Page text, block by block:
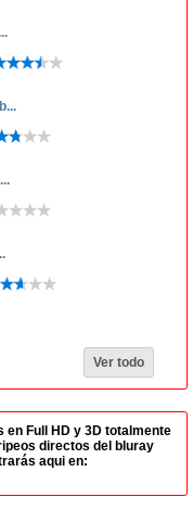
Ver todo
Full HD y 3D totalmente
directos del bluray
aqui en: